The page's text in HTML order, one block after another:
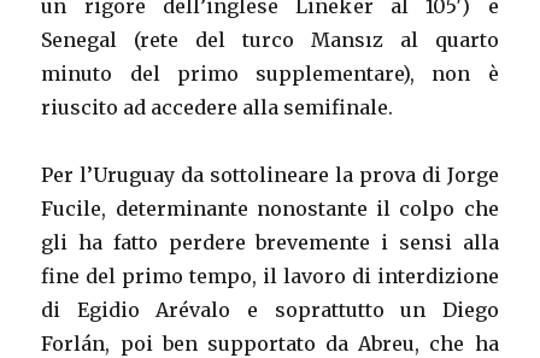
un rigore dell’inglese Lineker al 105′) e
Senegal (rete del turco Mansız al quarto
minuto del primo supplementare), non è
riuscito ad accedere alla semifinale.
Per l’Uruguay da sottolineare la prova di Jorge
Fucile, determinante nonostante il colpo che
gli ha fatto perdere brevemente i sensi alla
fine del primo tempo, il lavoro di interdizione
di Egidio Arévalo e soprattutto un Diego
Forlán, poi ben supportato da Abreu, che ha